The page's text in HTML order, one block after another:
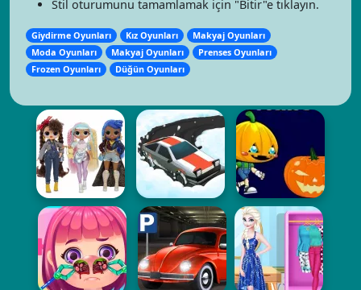
Stil oturumunu tamamlamak için "Bitir"e tıklayın.
Giydirme Oyunları Kız Oyunları
Makyaj Oyunları
Moda Oyunları
Makyaj Oyunları
Prenses Oyunları
Frozen Oyunları
Düğün Oyunları